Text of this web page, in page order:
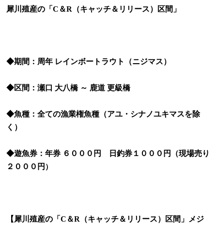
犀川殖産の「C ＆R （キャッチ＆リリース）区間」
◆期間：周年 レインボートラウト（ニジマス）
◆区間：瀬口 大八橋 ～ 鹿道 更級橋
◆魚種：全ての漁業権魚種（アユ・シナノユキマスを除
く）
◆遊魚券：年券 ６０００円 日釣券１０００円（現場売り
２０００円 ）
【犀川殖産の「C ＆R （キャッチ＆リリース）区間」メジ